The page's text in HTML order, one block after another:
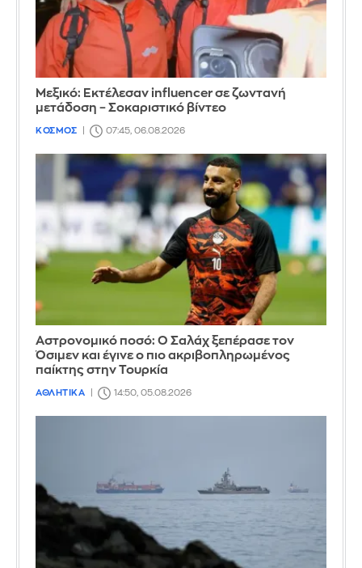
Μεξικό: Εκτέλεσαν influencer σε ζωντανή
μετάδοση – Σοκαριστικό βίντεο
ΚΟΣΜΟΣ 07:45, 06.08.2026
Αστρονομικό ποσό: Ο Σαλάχ ξεπέρασε τον
Όσιμεν και έγινε ο πιο ακριβοπληρωμένος
παίκτης στην Τουρκία
ΑΘΛΗΤΙΚΑ 14:50, 05.08.2026